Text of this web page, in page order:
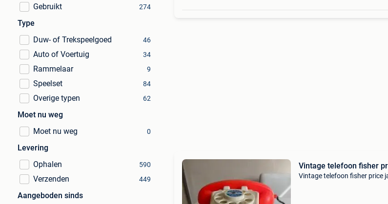
Gebruikt 274
Type
Duw- of Trekspeelgoed
46
Auto of Voertuig 34
Rammelaar 9
Speelset 84
Overige typen 62
Moet nu weg
Moet nu weg
0
Levering
Ophalen
590
Verzenden 449
Aangeboden sinds
Vintage telefoon fisher
Vintage telefoon fisher price